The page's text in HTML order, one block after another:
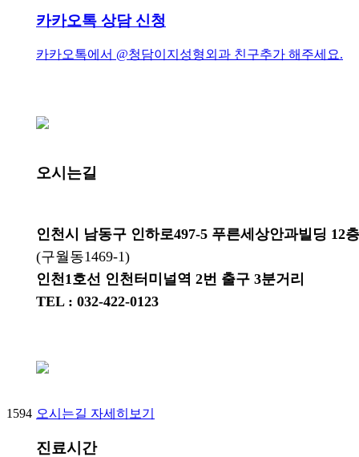
1594
카카오톡 상담 신청
카카오톡에서 @청담이지성형외과 친구추가 해주세요.
오시는길
인천시 남동구 인하로497-5 푸른세상안과빌딩 12층
(구월동1469-1)
인천1호선 인천터미널역 2번 출구 3분거리
TEL : 032-422-0123
오시는길 자세히보기
진료시간